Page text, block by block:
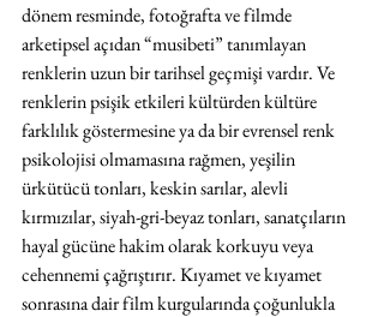
dönem resminde, fotoğrafta ve filmde
arketipsel açıdan “musibeti” tanımlayan
renklerin uzun bir tarihsel geçmişi vardır. Ve
renklerin psişik etkileri kültürden kültüre
farklılık göstermesine ya da bir evrensel renk
psikolojisi olmamasına rağmen, yeşilin
ürkütücü tonları, keskin sarılar, alevli
kırmızılar, siyah-gri-beyaz tonları, sanatçıların
hayal gücüne hakim olarak korkuyu veya
cehennemi çağrıştırır. Kıyamet ve kıyamet
sonrasına dair film kurgularında çoğunlukla